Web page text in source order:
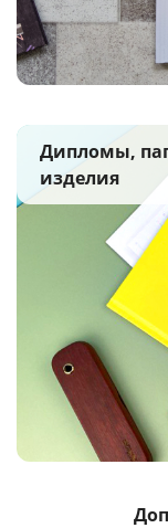
Дипломы,
изделия